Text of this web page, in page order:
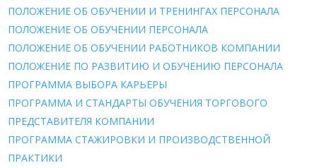
ПОЛОЖЕНИЕ ОБ ОБУЧЕНИИ И ТРЕНИНГАХ ПЕРСОНАЛА
ПОЛОЖЕНИЕ ОБ ОБУЧЕНИИ ПЕРСОНАЛА
ПОЛОЖЕНИЕ ОБ ОБУЧЕНИИ РАБОТНИКОВ КОМПАНИИ
ПОЛОЖЕНИЕ ПО РАЗВИТИЮ И ОБУЧЕНИЮ ПЕРСОНАЛА
ПРОГРАММА ВЫБОРА КАРЬЕРЫ
ПРОГРАММА И СТАНДАРТЫ ОБУЧЕНИЯ ТОРГОВОГО
ПРЕДСТАВИТЕЛЯ КОМПАНИИ
ПРОГРАММА СТАЖИРОВКИ И ПРОИЗВОДСТВЕННОЙ
ПРАКТИКИ